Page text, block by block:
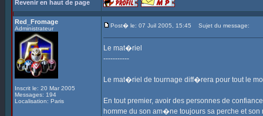
Revenir en haut de page
Red_Fromage
Administrateur
Inscrit le: 20 Mar 2005
Messages: 194
Localisation: Paris
Post� le: 07 Juil 2005, 15:45 Sujet du message:
Le mat�riel
-----------
Le mat�riel de tournage diff�rera pour tout le
En tout premier, avoir des personnes de
homme du son am�ne toujours sa perche et